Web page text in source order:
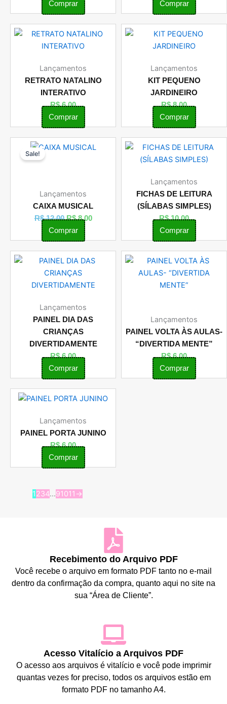
Comprar Comprar
Lançamentos
RETRATO NATALINO
INTERATIVO
R$6,00
Comprar
Lançamentos
KIT PEQUENO
JARDINEIRO
R$8,00
Comprar
Sale!
Lançamentos
CAIXA MUSICAL
R$12,00
O
R$ 12,00.
R$8,00
O
Comprar
Lançamentos
FICHAS DE LEITURA
(SÍLABAS SIMPLES)
R$10,00
Comprar
Lançamentos
PAINEL DIA DAS
CRIANÇAS
DIVERTIDAMENTE
R$6,00
Comprar
Lançamentos
PAINEL VOLTA ÀS AULAS-
“DIVERTIDA MENTE”
R$6,00
Comprar
Lançamentos
PAINEL PORTA JUNINO
R$6,00
Comprar
1234…91011 →
Recebimento do Arquivo PDF
Você recebe o arquivo em formato PDF tanto no e-mail
dentro da confirmação da compra, quanto aqui no site na
sua “Área de Cliente”.
Acesso Vitalício a Arquivos PDF
O acesso aos arquivos é vitalício e você pode imprimir
quantas vezes for preciso, todos os arquivos estão em
formato PDF no tamanho A4.